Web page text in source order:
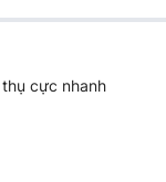
cực nhanh